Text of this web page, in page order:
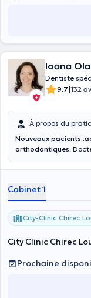
Ioana
Dentiste
9.7|132
À propos du
Nouveaux pacients
orthodontiques.
orthodontie. Madame Olaru se réjouit de vous recevoir dans son
vous est également
Cabinet 1
City-Clinic Chirec
City Clinic Chirec
Prochaine